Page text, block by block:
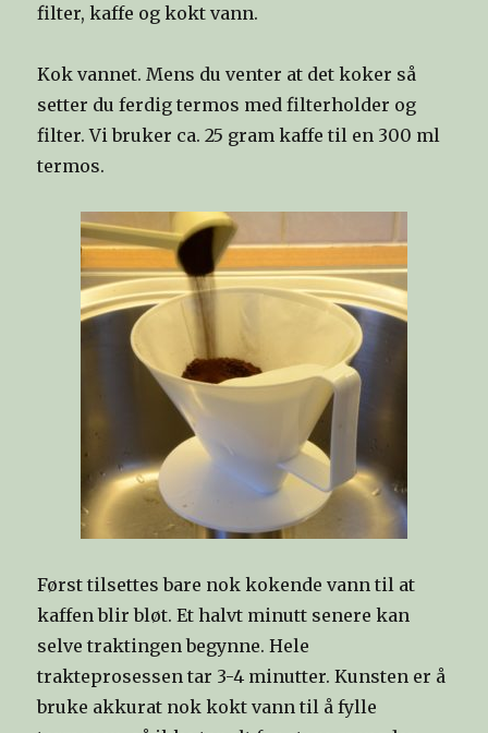
filter, kaffe og kokt vann.
Kok vannet. Mens du venter at det koker så
setter du ferdig termos med filterholder og
filter. Vi bruker ca. 25 gram kaffe til en 300 ml
termos.
Først tilsettes bare nok kokende vann til at
kaffen blir bløt. Et halvt minutt senere kan
selve traktingen begynne. Hele
trakteprosessen tar 3-4 minutter. Kunsten er å
bruke akkurat nok kokt vann til å fylle